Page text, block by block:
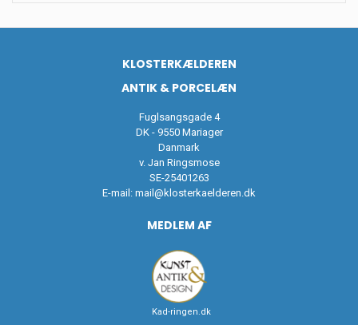
KLOSTERKÆLDEREN
ANTIK & PORCELÆN
Fuglsangsgade 4
DK - 9550 Mariager
Danmark
v. Jan Ringsmose
SE-25401263
E-mail: mail@klosterkaelderen.dk
MEDLEM AF
Kad-ringen.dk